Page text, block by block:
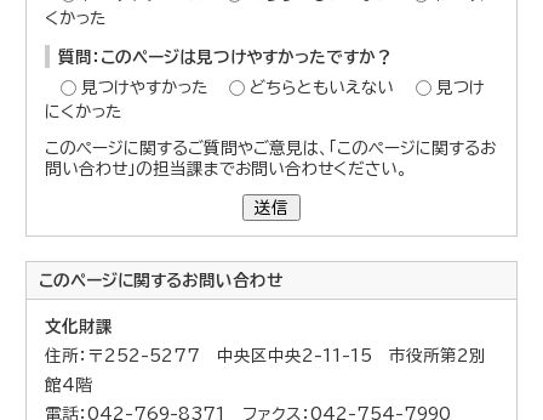
くかった
質問：このページは見つけやすかったですか？
見つけやすかった
どちらともいえない
見つけ
にくかった
このページに関するご質問やご意見は、「このページに関するお
問い合わせ」の担当課までお問い合わせください。
送信
このページに関するお問い合わせ
文化財課
住所：〒252-5277 中央区中央2-11-15 市役所第2別
館4階
電話：042-769-8371 ファクス：042-754-7990